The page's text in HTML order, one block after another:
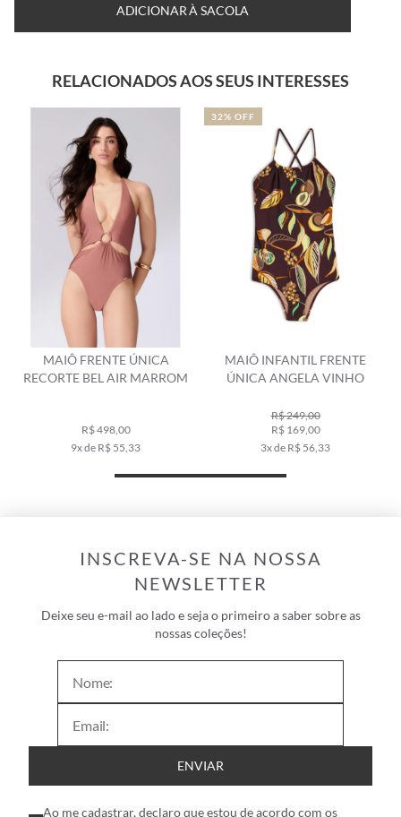
ADICIONAR À SACOLA
RELACIONADOS AOS SEUS INTERESSES
MAIÔ FRENTE ÚNICA
RECORTE BEL AIR MARROM
R$ 498,00
9x de R$ 55,33
MAIÔ INFANTIL FRENTE
ÚNICA ANGELA VINHO
R$ 249,00
R$ 169,00
3x de R$ 56,33
32% OFF
INSCREVA-SE NA NOSSA
NEWSLETTER
Deixe seu e-mail ao lado e seja o primeiro a saber sobre as
nossas coleções!
ENVIAR
Ao me cadastrar, declaro que estou de acordo com os